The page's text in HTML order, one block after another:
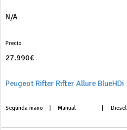
N/A
Precio
27.990€
Segunda mano Manual Diesel